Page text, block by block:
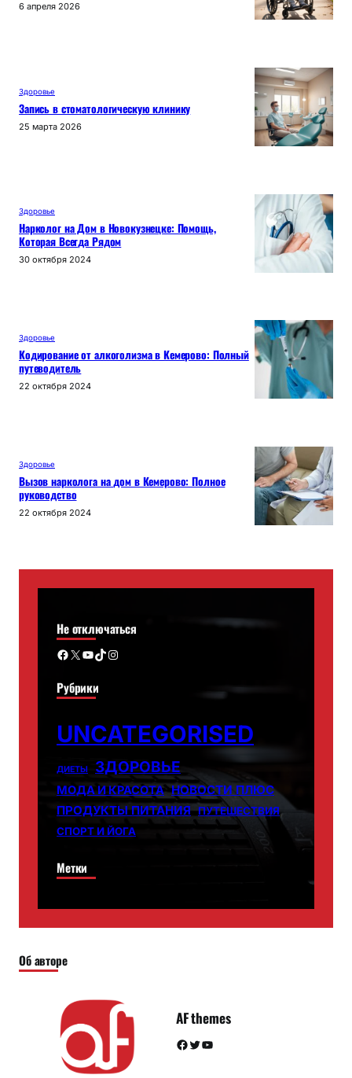
6 апреля 2026
Здоровье
Запись в стоматологическую клинику
25 марта 2026
Здоровье
Нарколог на Дом в Новокузнецке: Помощь,
Которая Всегда Рядом
30 октября 2024
Здоровье
Кодирование от алкоголизма в Кемерово: Полный
путеводитель
22 октября 2024
Здоровье
Вызов нарколога на дом в Кемерово: Полное
руководство
22 октября 2024
Не отключаться
Facebook X YouTube TikTok Instagram
Рубрики
UNCATEGORISED
ДИЕТЫ ЗДОРОВЬЕ
МОДА И КРАСОТА НОВОСТИ ПЛЮС
ПРОДУКТЫ ПИТАНИЯ ПУТЕШЕСТВИЯ
СПОРТ И ЙОГА
Метки
Об авторе
AF themes
Facebook Twitter YouTube